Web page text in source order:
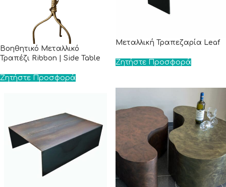
Βοηθητικό Μεταλλικό
Τραπέζι Ribbon | Side Table
Ζητήστε Προσφορά
Μεταλλική Τραπεζαρία Leaf
Ζητήστε Προσφορά